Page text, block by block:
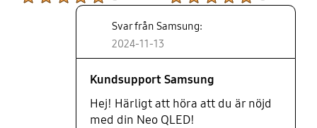
Svar från Samsung:
2024-11-13
Kundsupport Samsung
Hej! Härligt att höra att du är nöjd
med din Neo QLED!